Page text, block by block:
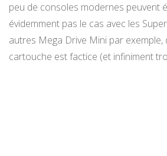
peu de consoles modernes peuvent
évidemment pas le cas avec les
autres Mega Drive Mini par
cartouche est factice (et infiniment